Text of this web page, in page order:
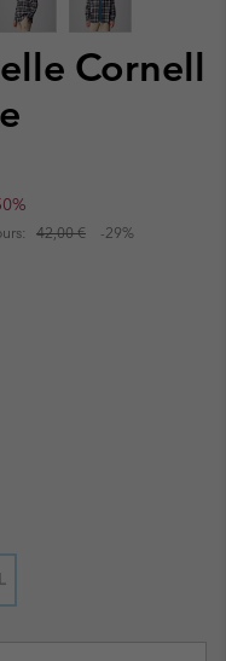
Cornell
42,00 € -29%